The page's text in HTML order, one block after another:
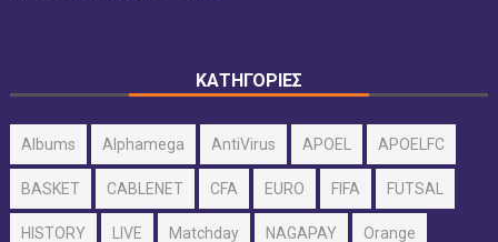
ΚΑΤΗΓΟΡΙΕΣ
Albums Alphamega AntiVirus APOEL APOELFC
BASKET CABLENET CFA EURO FIFA FUTSAL
HISTORY LIVE Matchday NAGAPAY Orange